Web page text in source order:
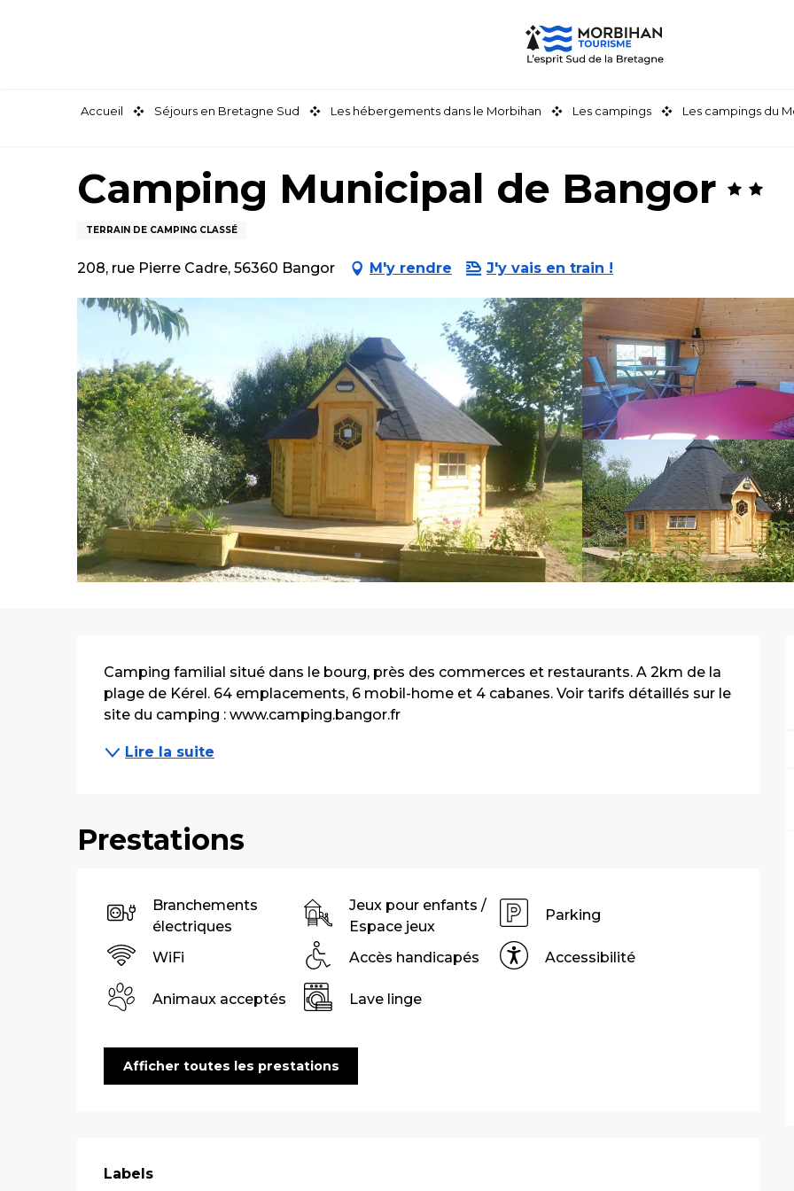
Accueil Séjours en Bretagne Sud Les hébergements dans le Morbihan Les campings Les campings du
Camping Municipal de Bangor
TERRAIN DE CAMPING CLASSÉ
208, rue Pierre Cadre, 56360 Bangor M'y rendre J'y vais en train !
Description
Camping familial situé dans le bourg, près des commerces et restaurants. A 2km de la
plage de Kérel. 64 emplacements, 6 mobil-home et 4 cabanes. Voir tarifs détaillés sur le
site du camping : www.camping.bangor.fr
Lire la suite
Prestations
Branchements
électriques
Jeux pour enfants /
Espace jeux
Parking
WiFi Accès handicapés Accessibilité
Animaux acceptés Lave linge
Afficher toutes les prestations
Offres de prestations
Labels
Labels